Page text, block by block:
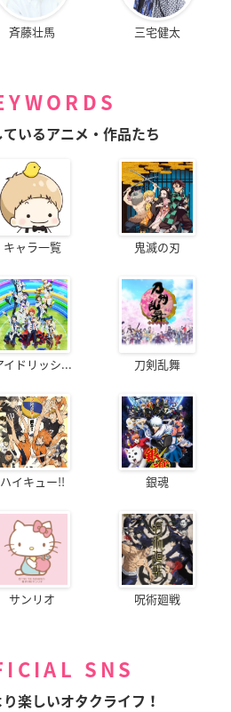
斉藤壮馬 三宅健太
いるアニメ・作品たち
キャラ一覧 鬼滅の刃
イドリッシ... 刀剣乱舞
ハイキュー!! 銀魂
サンリオ 呪術廻戦
SNS
楽しいオタクライフ！